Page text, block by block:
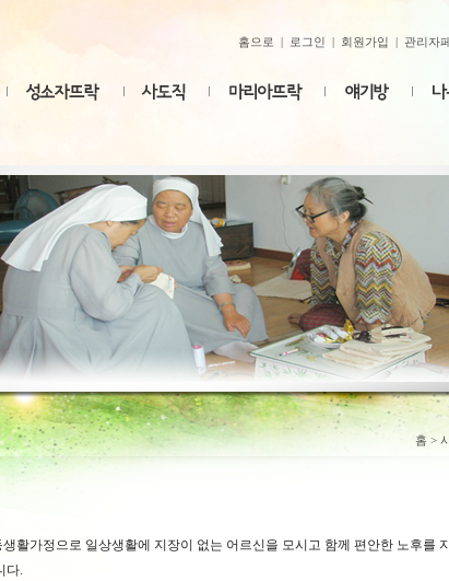
홈으로 | 로그인 | 회원가입 | 관리자
홈 >
활가정으로 일상생활에 지장이 없는 어르신을 모시고 함께 편안한 노후를
다.